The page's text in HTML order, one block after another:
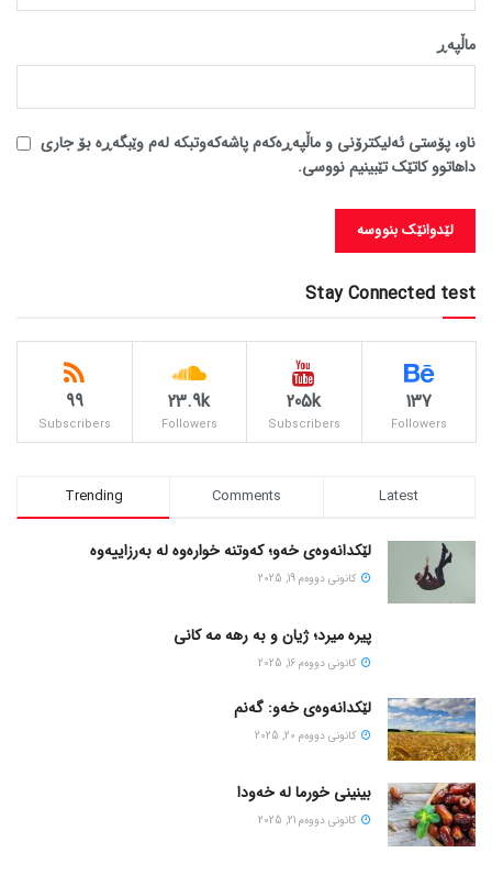
ماڵپه‌ڕ
ناو، پۆستی ئەلیکترۆنی و ماڵپەڕەکەم پاشەکەوتبکە لەم وێبگەڕە بۆ جاری
داهاتوو کاتێک تێبینیم نووسی.
Stay Connected test
137
Followers
205k
Subscribers
23.9k
Followers
99
Subscribers
Trending Comments Latest
لێکدانەوەی خەو؛ کەوتنە خوارەوە لە بەرزاییەوە
كانونی دووه‌م 19, 2025
پیره میرد؛ ژیان و به رهه مه کانی
كانونی دووه‌م 16, 2025
لێکدانەوەی خەو: گەنم
كانونی دووه‌م 20, 2025
بینینی خورما لە خەودا
كانونی دووه‌م 21, 2025